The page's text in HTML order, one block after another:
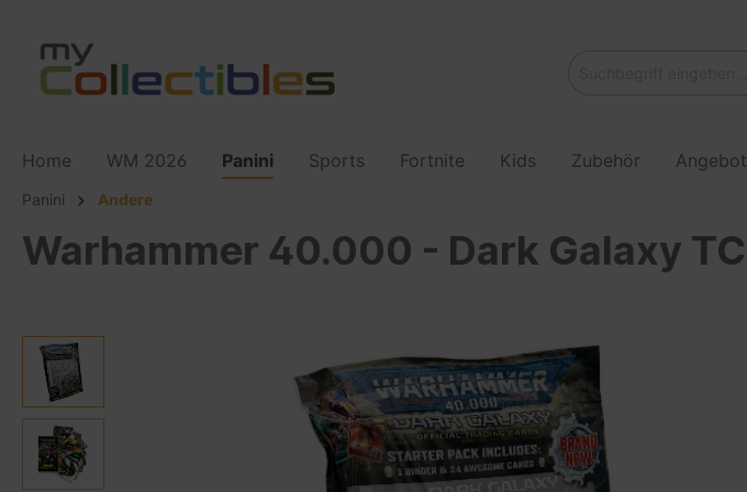
Home WM 2026 Panini Sports Fortnite Kids Zubehör
Panini Andere
Warhammer 40.000 - Dark Galaxy